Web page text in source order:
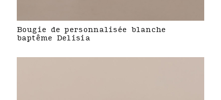
Bougie de personnalisée blanche
baptême Delisia